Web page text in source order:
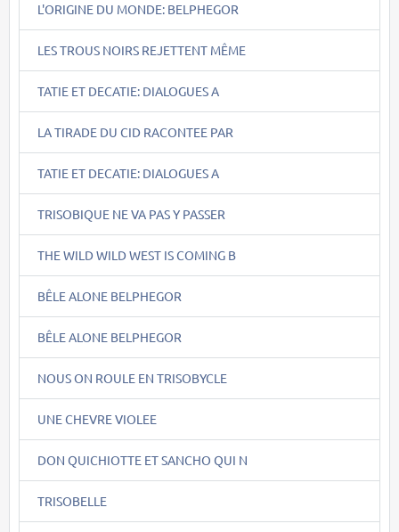
L'ORIGINE DU MONDE: BELPHEGOR
LES TROUS NOIRS REJETTENT MÊME
TATIE ET DECATIE: DIALOGUES A
LA TIRADE DU CID RACONTEE PAR
TATIE ET DECATIE: DIALOGUES A
TRISOBIQUE NE VA PAS Y PASSER
THE WILD WILD WEST IS COMING B
BÊLE ALONE BELPHEGOR
BÊLE ALONE BELPHEGOR
NOUS ON ROULE EN TRISOBYCLE
UNE CHEVRE VIOLEE
DON QUICHIOTTE ET SANCHO QUI N
TRISOBELLE